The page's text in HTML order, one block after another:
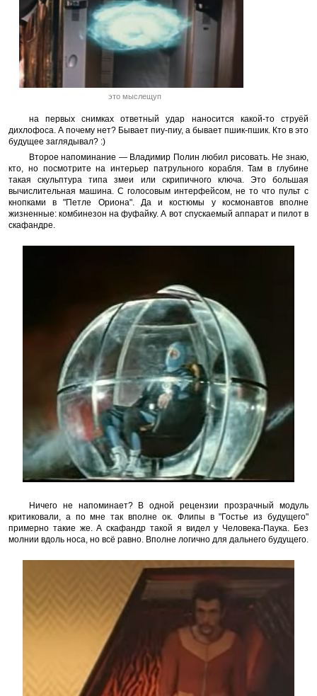
это мыслещуп
на первых снимках ответный удар наносится какой-то струёй
дихлофоса. А почему нет? Бывает пиу-пиу, а бывает пшик-пшик. Кто в это
будущее заглядывал? :)
Второе напоминание — Владимир Полин любил рисовать. Не знаю,
кто, но посмотрите на интерьер патрульного корабля. Там в глубине
такая скульптура типа змеи или скрипичного ключа. Это большая
вычислительная машина. С голосовым интерфейсом, не то что пульт с
кнопками в "Петле Ориона". Да и костюмы у космонавтов вполне
жизненные: комбинезон на фуфайку. А вот спускаемый аппарат и пилот в
скафандре.
Ничего не напоминает? В одной рецензии прозрачный модуль
критиковали, а по мне так вполне ок. Флипы в "Гостье из будущего"
примерно такие же. А скафандр такой я видел у Человека-Паука. Без
молнии вдоль носа, но всё равно. Вполне логично для дальнего будущего.